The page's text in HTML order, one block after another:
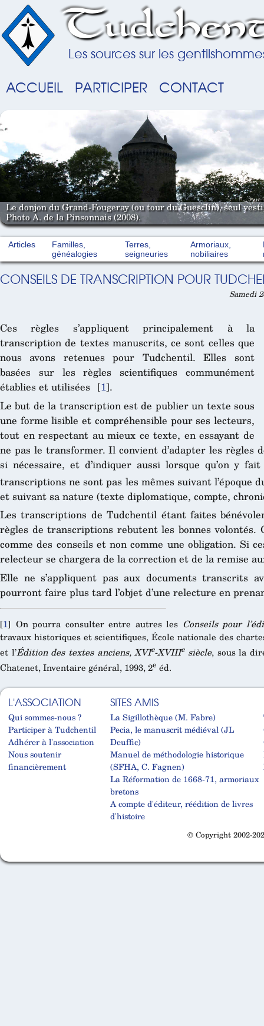
Les sources sur les
ACCUEIL PARTICIPER CONTACT
Le donjon du Grand-Fougeray (ou tour du Guesclin), seul
Photo A. de la Pinsonnais (2008).
Articles
Familles,
généalogies
Terres,
seigneuries
Armoriaux,
nobiliaires
CONSEILS DE TRANSCRIPTION POUR
Samedi
Ces règles s’appliquent principalement à la
transcription de textes manuscrits, ce sont celles que
nous avons retenues pour Tudchentil. Elles sont
basées sur les règles scientifiques communément
établies et utilisées [1].
Le but de la transcription est de publier un texte sous
une forme lisible et compréhensible pour ses lecteurs,
tout en respectant au mieux ce texte, en essayant de
ne pas le transformer. Il convient d’adapter les règles
si nécessaire, et d’indiquer aussi lorsque qu’on y
transcriptions ne sont pas les mêmes suivant l’époque
et suivant sa nature (texte diplomatique, compte,
Les transcriptions de Tudchentil étant faites
règles de transcriptions rebutent les bonnes volontés.
comme des conseils et non comme une obligation. Si
relecteur se chargera de la correction et de la remise
Elle ne s’appliquent pas aux documents transcrits
pourront faire plus tard l’objet d’une relecture en
[1] On pourra consulter entre autres les Conseils pour
travaux historiques et scientifiques, École nationale des
et l’Édition des textes anciens, XVIe-XVIIIesiècle, sous la
Chatenet, Inventaire général, 1993, 2e éd.
L'ASSOCIATION
Qui sommes-nous ?
Participer à Tudchentil
Adhérer à l'association
Nous soutenir
financièrement
SITES AMIS
La Sigillothèque (M. Fabre)
Pecia, le manuscrit médiéval (JL
Deuffic)
Manuel de méthodologie historique
(SFHA, C. Fagnen)
La Réformation de 1668-71, armoriaux
bretons
A compte d'éditeur, réédition de livres
d'histoire
© Copyright 2002-